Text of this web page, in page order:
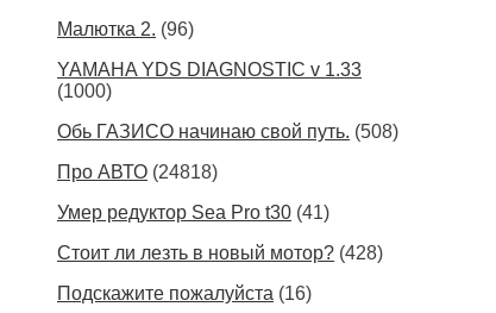
Малютка 2. (96)
YAMAHA YDS DIAGNOSTIC v 1.33
(1000)
Обь ГАЗИСО начинаю свой путь. (508)
Про АВТО (24818)
Умер редуктор Sea Pro t30 (41)
Стоит ли лезть в новый мотор? (428)
Подскажите пожалуйста (16)